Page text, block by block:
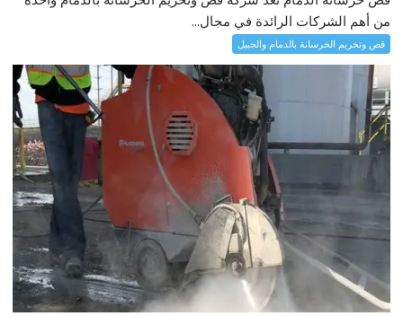
من أهم الشركات الرائدة في مجال...
قص وتخريم الخرسانة بالدمام والجبيل